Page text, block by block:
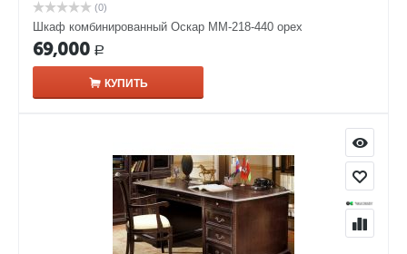
(0)
Шкаф комбинированный Оскар ММ-218-440 орех
69,000 Р
КУПИТЬ